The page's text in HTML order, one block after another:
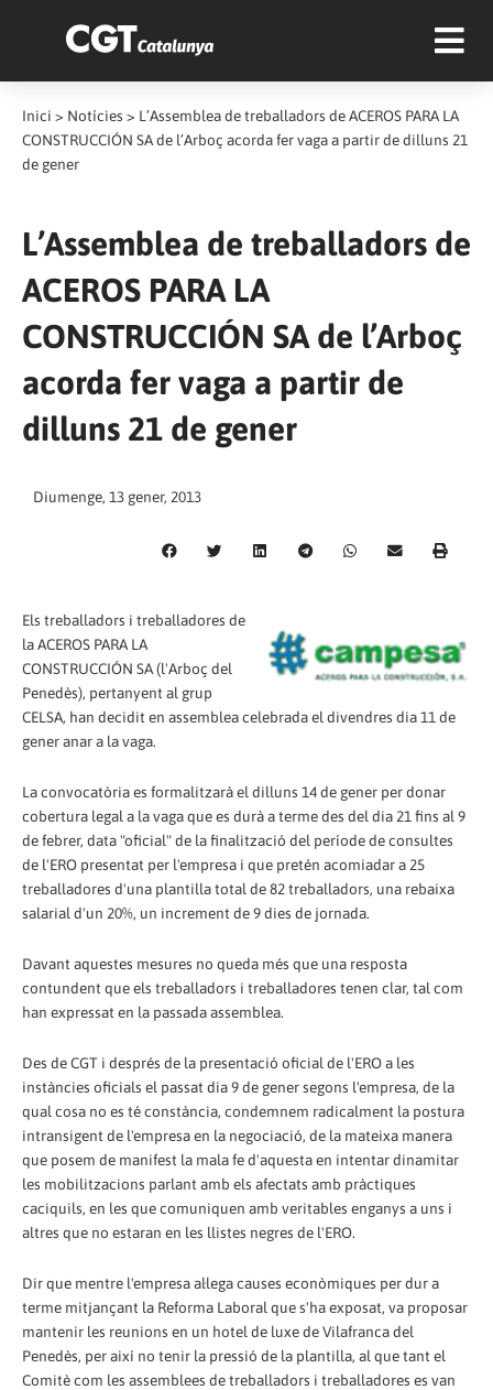
Inici > Notícies > L’Assemblea de treballadors de ACEROS PARA LA
CONSTRUCCIÓN SA de l’Arboç acorda fer vaga a partir de dilluns 21
de gener
L’Assemblea de treballadors de
ACEROS PARA LA
CONSTRUCCIÓN SA de l’Arboç
acorda fer vaga a partir de
dilluns 21 de gener
Diumenge, 13 gener, 2013
Els treballadors i treballadores de
la ACEROS PARA LA
CONSTRUCCIÓN SA (l'Arboç del
Penedès), pertanyent al grup
CELSA, han decidit en assemblea celebrada el divendres dia 11 de
gener anar a la vaga.
La convocatòria es formalitzarà el dilluns 14 de gener per donar
cobertura legal a la vaga que es durà a terme des del dia 21 fins al 9
de febrer, data "oficial" de la finalització del període de consultes
de l'ERO presentat per l'empresa i que pretén acomiadar a 25
treballadores d'una plantilla total de 82 treballadors, una rebaixa
salarial d'un 20%, un increment de 9 dies de jornada.
Davant aquestes mesures no queda més que una resposta
contundent que els treballadors i treballadores tenen clar, tal com
han expressat en la passada assemblea.
Des de CGT i després de la presentació oficial de l'ERO a les
instàncies oficials el passat dia 9 de gener segons l'empresa, de la
qual cosa no es té constància, condemnem radicalment la postura
intransigent de l'empresa en la negociació, de la mateixa manera
que posem de manifest la mala fe d'aquesta en intentar dinamitar
les mobilitzacions parlant amb els afectats amb pràctiques
caciquils, en les que comuniquen amb veritables enganys a uns i
altres que no estaran en les llistes negres de l'ERO.
Dir que mentre l'empresa al·lega causes econòmiques per dur a
terme mitjançant la Reforma Laboral que s'ha exposat, va proposar
mantenir les reunions en un hotel de luxe de Vilafranca del
Penedès, per així no tenir la pressió de la plantilla, al que tant el
Comitè com les assemblees de treballadors i treballadores es van